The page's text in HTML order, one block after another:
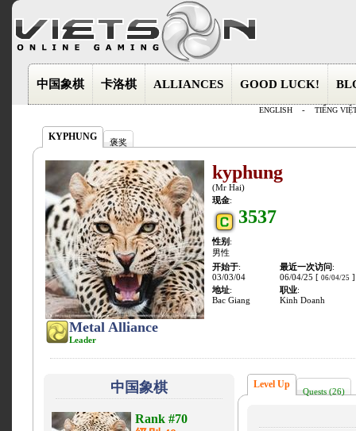
中国象棋 卡洛棋 ALLIANCES GOOD LUCK!
ENGLISH - TIẾNG
KYPHUNG
褒奖
Metal Alliance
Leader
kyphung
(Mr Hai)
现金:
3537
性别 :
男性
开始于:
03/03/04
最近一次访问 :
06/04/25 [ 06/04/25 ]
地址:
Bac Giang
职业:
Kinh Doanh
中国象棋
Rank #70
Level Up
Quests (26)